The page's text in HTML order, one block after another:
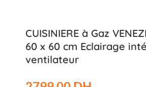
CUISINIERE à Gaz
60 x 60 cm Eclairage
ventilateur